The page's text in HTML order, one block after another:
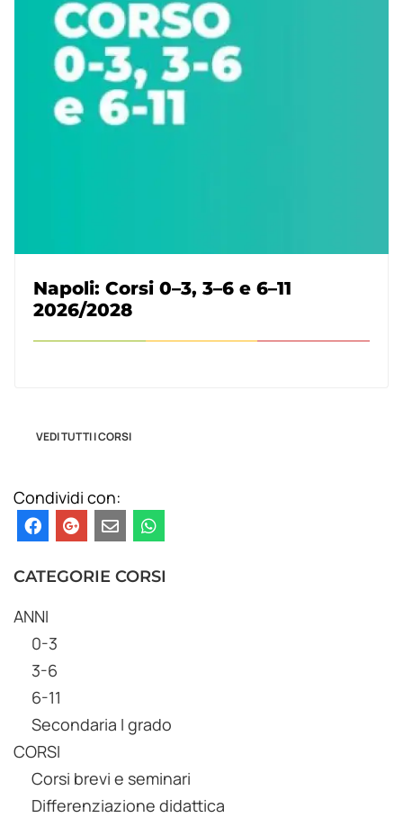
Napoli: Corsi 0–3, 3–6 e 6–11
2026/2028
VEDI TUTTI I CORSI
Condividi con:
CATEGORIE CORSI
ANNI
0-3
3-6
6-11
Secondaria I grado
CORSI
Corsi brevi e seminari
Differenziazione didattica